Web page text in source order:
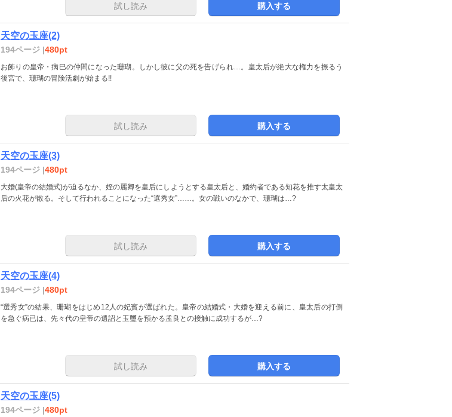
試し読み 購入する
天空の玉座(2)
194ページ |480pt
お飾りの皇帝・病巳の仲間になった珊瑚。しかし彼に父の死を告げられ…。皇太后が絶大な権力を振るう
後宮で、珊瑚の冒険活劇が始まる!!
試し読み 購入する
天空の玉座(3)
194ページ |480pt
大婚(皇帝の結婚式)が迫るなか、姪の麗卿を皇后にしようとする皇太后と、婚約者である知花を推す太皇太
后の火花が散る。そして行われることになった“選秀女”……。女の戦いのなかで、珊瑚は…?
試し読み 購入する
天空の玉座(4)
194ページ |480pt
“選秀女”の結果、珊瑚をはじめ12人の妃賓が選ばれた。皇帝の結婚式・大婚を迎える前に、皇太后の打倒
を急ぐ病已は、先々代の皇帝の遺詔と玉璽を預かる孟良との接触に成功するが…?
試し読み 購入する
天空の玉座(5)
194ページ |480pt